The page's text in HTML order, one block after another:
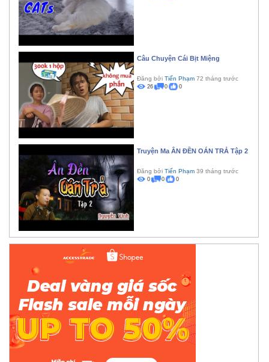
Câu Chuyện Cái Bịt Miệng
Đăng bởi Tiến Phạm 72 tháng trước
26 0 0
Truyện Ma ÂN ĐỀN OÁN TRẢ Tập 2
Đăng bởi Tiến Phạm 39 tháng trước
0 0 0